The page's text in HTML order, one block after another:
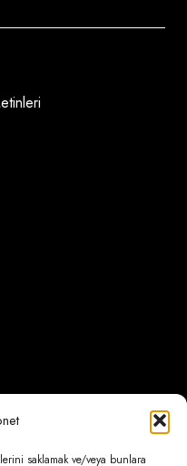
saklamak ve/veya bunlara